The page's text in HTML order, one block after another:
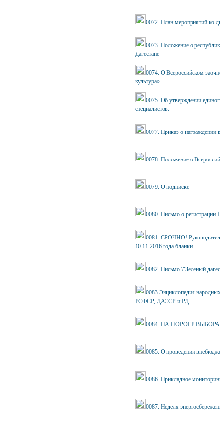
0072. План мероприятий ко
0073. Положение о
Дагестане
0074. О Всероссийском
культура»
0075. Об утверждении
специалистов.
0077. Приказ о награждении
0078. Положение о
0079. О подписке
0080. Письмо о регистрации
0081. СРОЧНО!
10.11.2016 года бланки
0082. Письмо \"Зеленый
0083.Энциклопедия
РСФСР, ДАССР и РД
0084. НА ПОРОГЕ
0085. О проведении
0086. Прикладное
0087. Неделя